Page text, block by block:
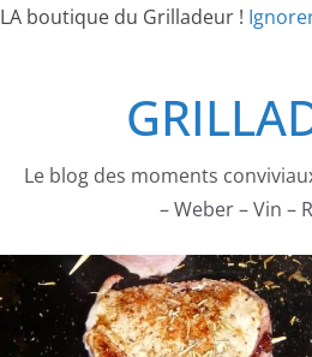
LA boutique du Grilladeur !
Le blog des moments
– Weber – Vin –